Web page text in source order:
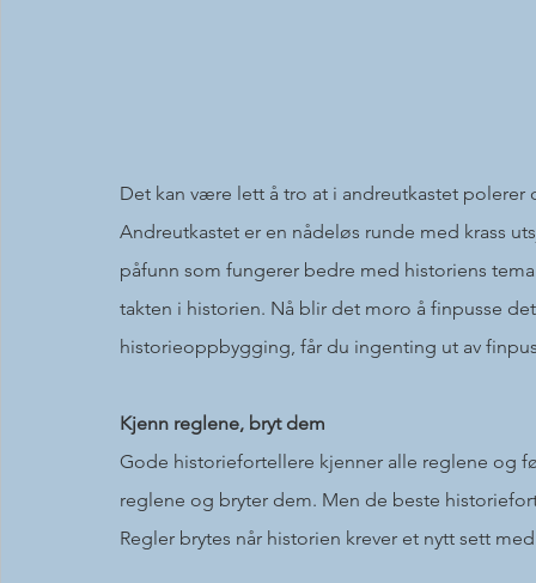
Det kan være lett å tro at i andreutkastet
Andreutkastet er en nådeløs runde med krass
påfunn som fungerer bedre med historiens
takten i historien. Nå blir det moro å finpusse
historieoppbygging, får du ingenting ut av
Kjenn reglene, bryt dem
Gode historiefortellere kjenner alle reglene og
reglene og bryter dem. Men de beste
Regler brytes når historien krever et nytt sett